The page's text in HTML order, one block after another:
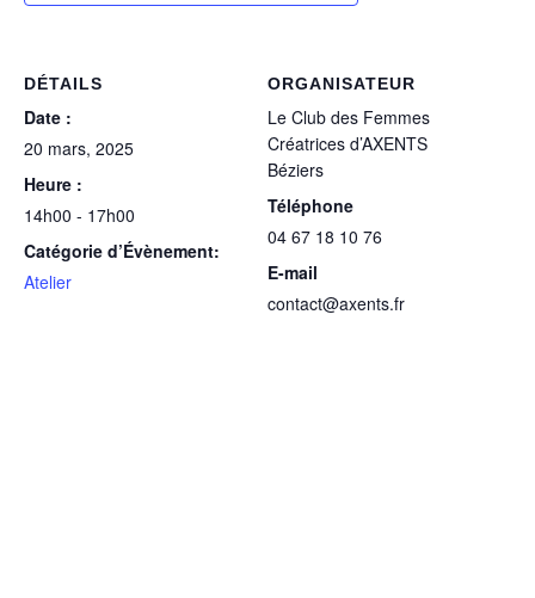
DÉTAILS
Date :
20 mars, 2025
Heure :
14h00 - 17h00
Catégorie d’Évènement:
Atelier
ORGANISATEUR
Le Club des Femmes
Créatrices d’AXENTS
Béziers
Téléphone
04 67 18 10 76
E-mail
contact@axents.fr